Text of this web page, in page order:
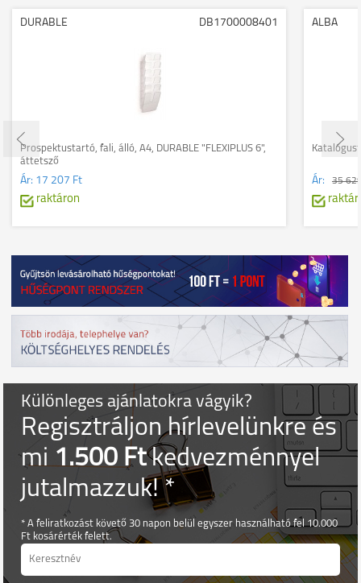
DURABLE DB1700008401
Prospektustartó, fali, álló, A4, DURABLE "FLEXIPLUS 6",
áttetsző
Ár: 17 207 Ft
raktáron
ALBA
Ár: 35
Különleges ajánlatokra vágyik?
Regisztráljon hírlevelünkre és
mi1.500 Ftkedvezménnyel
jutalmazzuk! *
* A feliratkozást követő 30 napon belül egyszer használható fel 10.000
Ft kosárérték felett.